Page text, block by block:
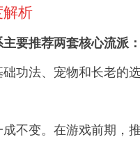
析
要推荐两套核心流派：
功法、宠物和长老的
不变。在游戏前期，